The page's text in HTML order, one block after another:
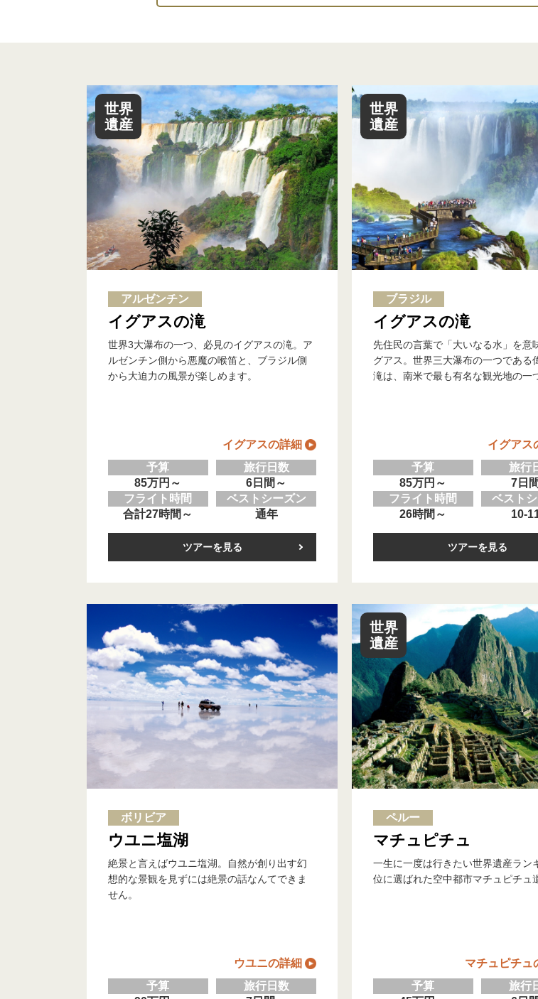
ご希望の条件を満たすツアーは見つかり
再検索
世界
遺産
アルゼンチン
イグアスの滝
世界3大瀑布の一つ、必見のイグアスの滝。ア
ルゼンチン側から悪魔の喉笛と、ブラジル側
から大迫力の風景が楽しめます。
イグアスの詳細
予算
85万円～
旅行日数
6日間～
フライト時間
合計27時間～
ベストシーズン
通年
ツアーを見る
世界
遺産
ブラジル
イグアスの滝
先住民の言葉で「大いなる水」を意
グアス。世界三大瀑布の一つである
滝は、南米で最も有名な観光地の一
イグアス
予算
85万円～
旅行
7日
フライト時間
26時間～
ベスト
10-
ツアーを見る
ボリビア
ウユニ塩湖
絶景と言えばウユニ塩湖。自然が創り出す幻
想的な景観を見ずには絶景の話なんてできま
せん。
ウユニの詳細
予算
旅行日数
世界
遺産
ペルー
マチュピチュ
一生に一度は行きたい世界遺産ラン
位に選ばれた空中都市マチュピチュ
マチュピチュ
予算
旅行